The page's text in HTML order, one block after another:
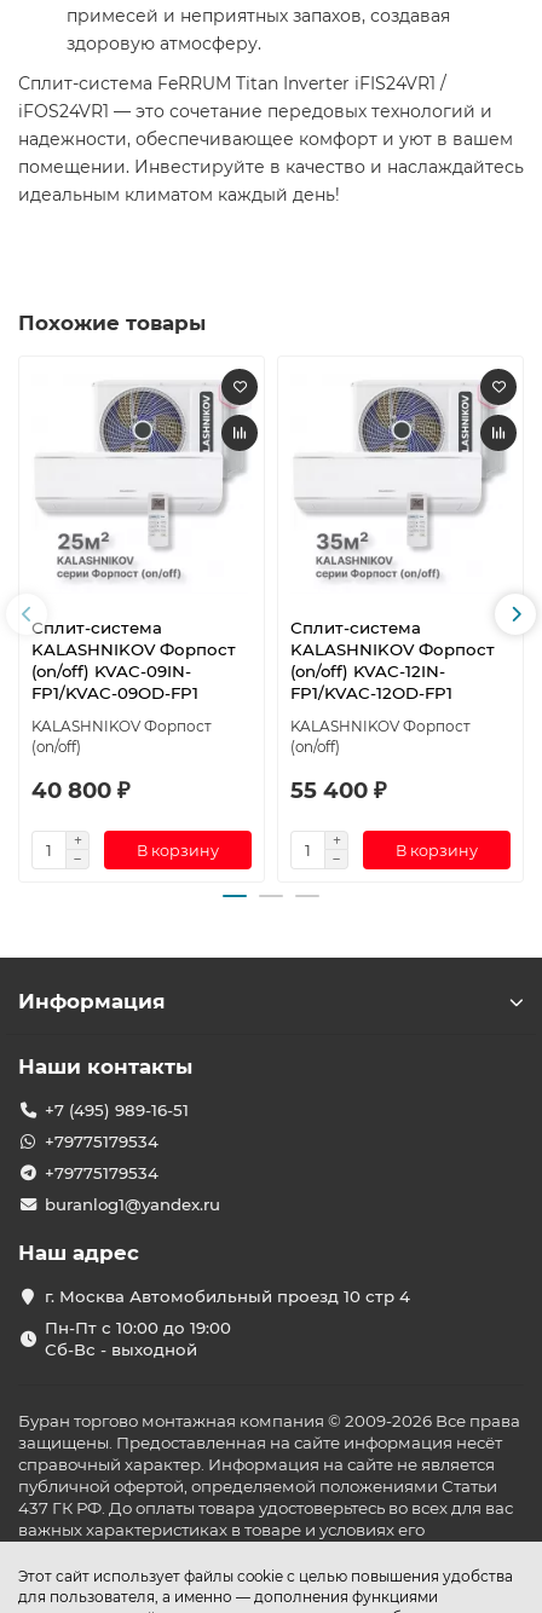
примесей и неприятных запахов, создавая
здоровую атмосферу.​
Сплит-система FeRRUM Titan Inverter iFIS24VR1 /
iFOS24VR1 — это сочетание передовых технологий и
надежности, обеспечивающее комфорт и уют в вашем
помещении. Инвестируйте в качество и наслаждайтесь
идеальным климатом каждый день!​
Похожие товары
Сплит-система
KALASHNIKOV Форпост
(on/off) KVAC-09IN-
FP1/KVAC-09OD-FP1
KALASHNIKOV Форпост
(on/off)
40 800 ₽
В корзину
Сплит-система
KALASHNIKOV Форпост
(on/off) KVAC-12IN-
FP1/KVAC-12OD-FP1
KALASHNIKOV Форпост
(on/off)
55 400 ₽
В корзину
Этот сайт использует файлы cookie с целью повышения удобства
для пользователя, а именно — дополнения функциями
Информация
Наши контакты
+7 (495) 989-16-51
+79775179534
+79775179534
buranlog1@yandex.ru
Наш адрес
г. Москва Автомобильный проезд 10 стр 4
Пн-Пт с 10:00 до 19:00
Сб-Вс - выходной
Буран торгово монтажная компания © 2009-2026 Все права
защищены. Предоставленная на сайте информация несёт
справочный характер. Информация на сайте не является
публичной офертой, определяемой положениями Статьи
437 ГК РФ. До оплаты товара удостоверьтесь во всех для вас
важных характеристиках в товаре и условиях его